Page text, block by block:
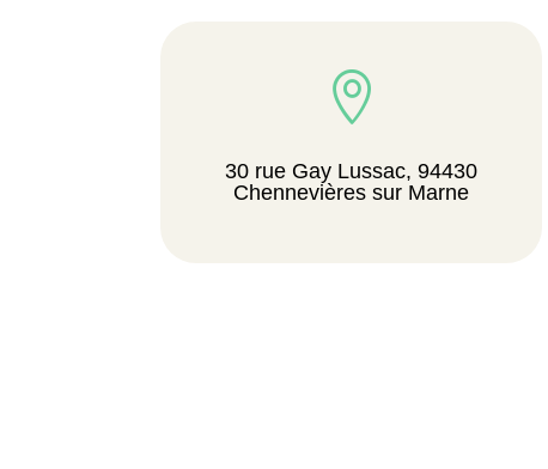

30 rue Gay Lussac, 94430
Chennevières sur Marne